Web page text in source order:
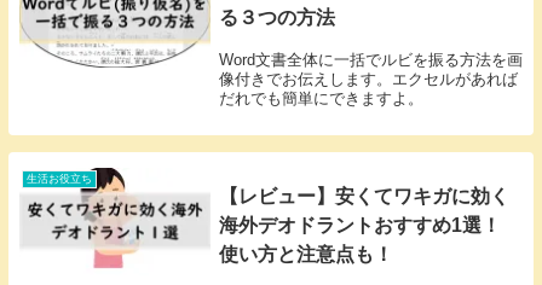
る３つの方法
Word文書全体に一括でルビを振る方法を画
像付きでお伝えします。エクセルがあれば
だれでも簡単にできますよ。
生活お役立ち
【レビュー】安くてワキガに効く
海外デオドラントおすすめ1選！
使い方と注意点も！